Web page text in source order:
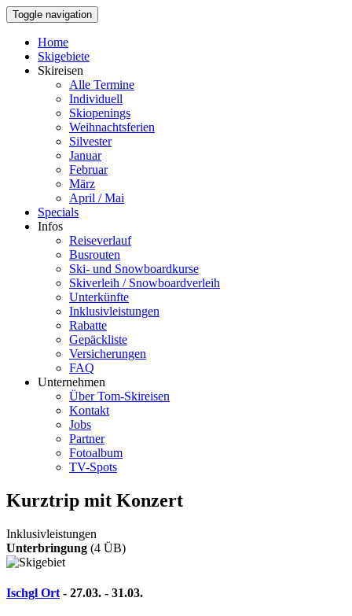
Toggle navigation
Home
Skigebiete
Skireisen
Alle Termine
Individuell
Skiopenings
Weihnachtsferien
Silvester
Januar
Februar
März
April / Mai
Specials
Infos
Reiseverlauf
Busrouten
Ski- und Snowboardkurse
Skiverleih / Snowboardverleih
Unterkünfte
Inklusivleistungen
Rabatte
Gepäckliste
Versicherungen
FAQ
Unternehmen
Über Tom-Skireisen
Kontakt
Jobs
Partner
Fotoalbum
TV-Spots
Kurztrip mit Konzert
Inklusivleistungen
Unterbringung (4 ÜB)
Ischgl Ort - 27.03. - 31.03.